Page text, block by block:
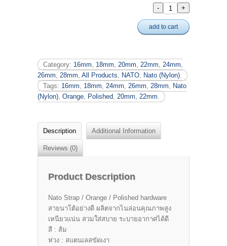
add to cart
Category: 16mm 18mm 20mm 22mm 24mm
26mm
28mm All Products NATO Nato (Nylon)
Tags: 16mm 18mm 24mm 26mm 28mm
Nato
(Nylon) Orange Polished 20mm 22mm
Description Additional Information
Reviews (0)
Product Description
Nato Strap / Orange / Polished hardware
สายนาโต้อย่างดี ผลิตจากไนล่อนคุณภาพสูง
เหนียวแน่น สวมใส่สบาย ระบายอากาศได้ดี
สี : ส้ม
ห่วง : สแตนเลสขัดเงา